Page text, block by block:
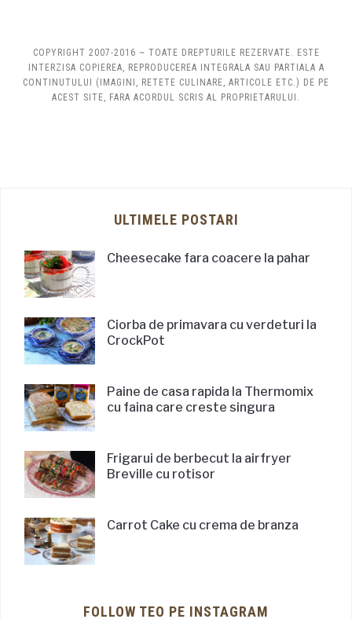
COPYRIGHT 2007-2016 ~ TOATE DREPTURILE REZERVATE. ESTE
INTERZISA COPIEREA, REPRODUCEREA INTEGRALA SAU PARTIALA A
CONTINUTULUI (IMAGINI, RETETE CULINARE, ARTICOLE ETC.) DE PE
ACEST SITE, FARA ACORDUL SCRIS AL PROPRIETARULUI.
ULTIMELE POSTARI
Cheesecake fara coacere la pahar
Ciorba de primavara cu verdeturi la
CrockPot
Paine de casa rapida la Thermomix
cu faina care creste singura
Frigarui de berbecut la airfryer
Breville cu rotisor
Carrot Cake cu crema de branza
FOLLOW TEO PE INSTAGRAM